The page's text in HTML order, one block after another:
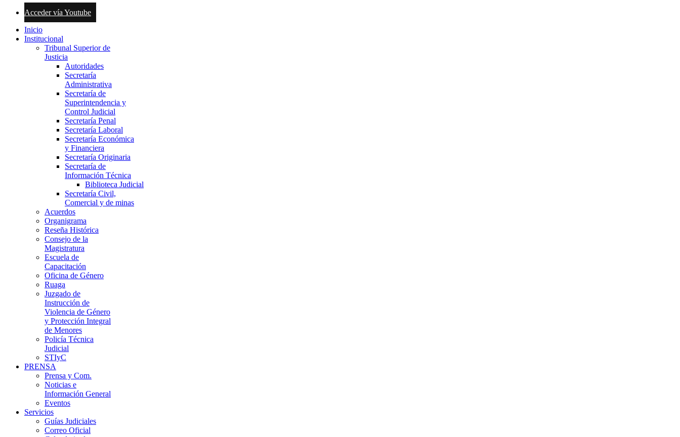
Acceder vía Youtube
Inicio
Institucional
Tribunal Superior de
Justicia
Autoridades
Secretaría
Administrativa
Secretaría de
Superintendencia y
Control Judicial
Secretaría Penal
Secretaría Laboral
Secretaría Económica
y Financiera
Secretaría Originaria
Secretaría de
Información Técnica
Biblioteca Judicial
Secretaría Civil,
Comercial y de minas
Acuerdos
Organigrama
Reseña Histórica
Consejo de la
Magistratura
Escuela de
Capacitación
Oficina de Género
Ruaga
Juzgado de
Instrucción de
Violencia de Género
y Protección Integral
de Menores
Policía Técnica
Judicial
STIyC
PRENSA
Prensa y Com.
Noticias e
Información General
Eventos
Servicios
Guías Judiciales
Correo Oficial